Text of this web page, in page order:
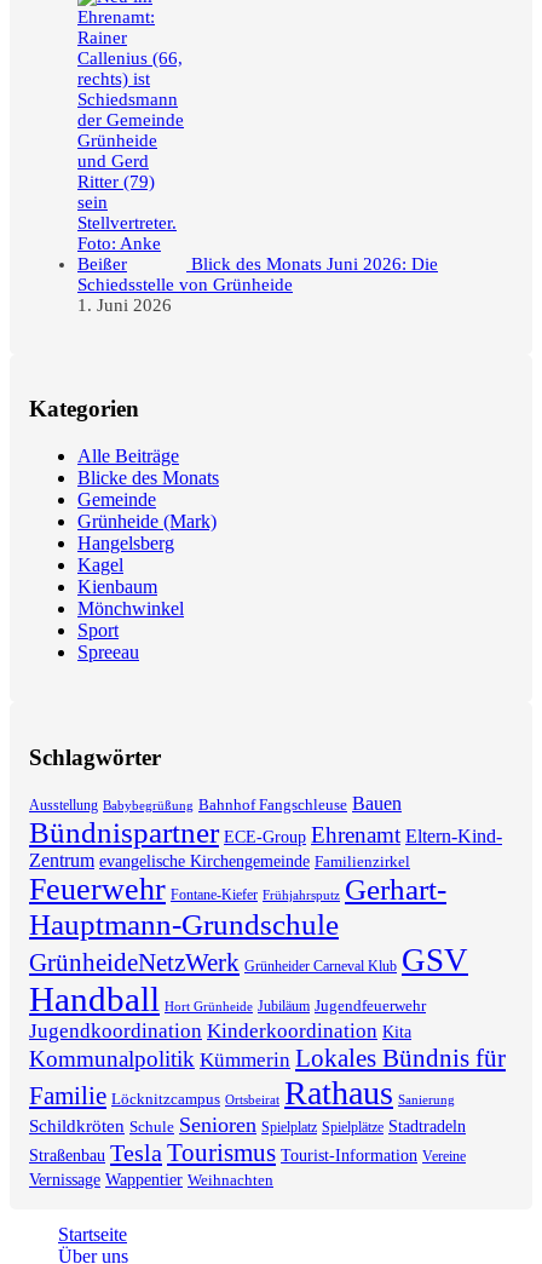
Blick des Monats Juni 2026: Die
Schiedsstelle von Grünheide
1. Juni 2026
Kategorien
Alle Beiträge
Blicke des Monats
Gemeinde
Grünheide (Mark)
Hangelsberg
Kagel
Kienbaum
Mönchwinkel
Sport
Spreeau
Schlagwörter
Ausstellung Babybegrüßung Bahnhof Fangschleuse Bauen
Bündnispartner ECE-Group Ehrenamt Eltern-Kind-
Zentrum evangelische Kirchengemeinde Familienzirkel
Feuerwehr Fontane-Kiefer Frühjahrsputz Gerhart-
Hauptmann-Grundschule
GrünheideNetzWerk Grünheider Carneval Klub GSV
Handball Hort Grünheide Jubiläum Jugendfeuerwehr
Jugendkoordination Kinderkoordination Kita
Kommunalpolitik Kümmerin Lokales Bündnis für
Familie Löcknitzcampus Ortsbeirat Rathaus Sanierung
Schildkröten Schule Senioren Spielplatz Spielplätze Stadtradeln
Straßenbau TeslaTourismus Tourist-Information Vereine
Vernissage Wappentier Weihnachten
Startseite
Über uns